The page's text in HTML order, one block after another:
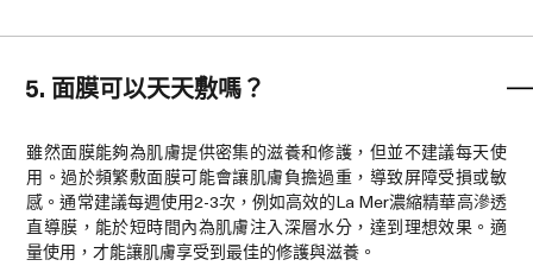
5. 面膜可以天天敷嗎？
雖然面膜能夠為肌膚提供密集的滋養和修護，但並不建議每天使
用。過於頻繁敷面膜可能會讓肌膚負擔過重，導致屏障受損或敏
感。通常建議每週使用2-3次，例如高效的La Mer濃縮精華高滲透
直導膜，能於短時間內為肌膚注入深層水分，達到理想效果。適
量使用，才能讓肌膚享受到最佳的修護與滋養。